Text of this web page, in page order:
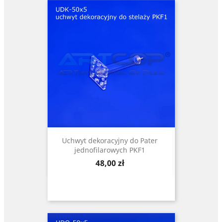
Uchwyt dekoracyjny do Pater
jednofilarowych PKF1
Cena
48,00 zł